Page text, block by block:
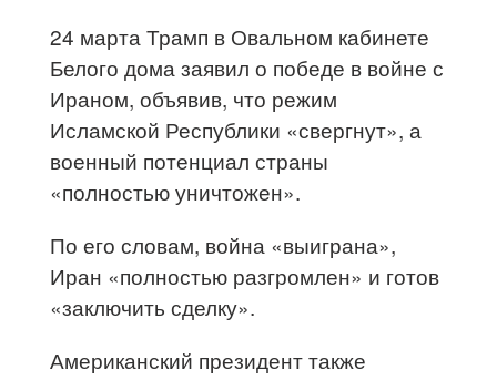
24 марта Трамп в Овальном кабинете
Белого дома заявил о победе в войне с
Ираном, объявив, что режим
Исламской Республики «свергнут», а
военный потенциал страны
«полностью уничтожен».
По его словам, война «выиграна»,
Иран «полностью разгромлен» и готов
«заключить сделку».
Американский президент также